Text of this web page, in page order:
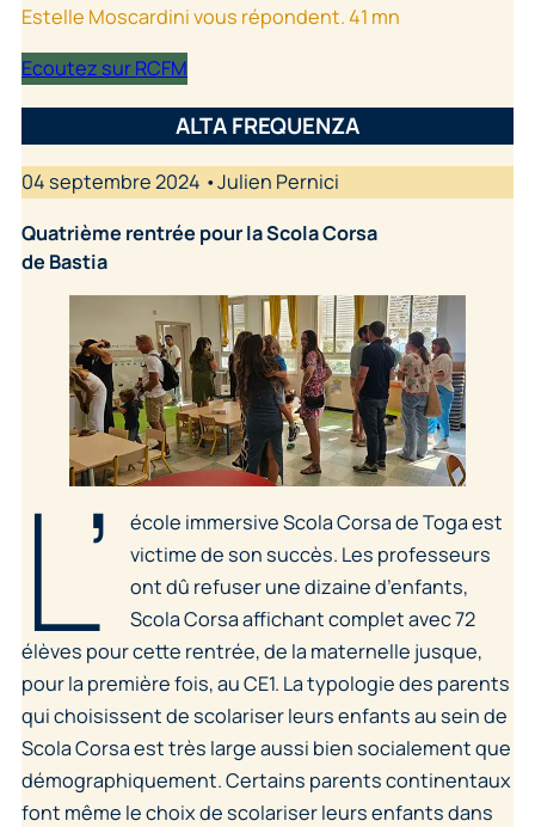
Estelle Moscardini vous répondent. 41 mn
Ecoutez sur RCFM
ALTA FREQUENZA
04 septembre 2024 •Julien Pernici
Quatrième rentrée pour la Scola Corsa
de Bastia
L’
école immersive Scola Corsa de Toga est
victime de son succès. Les professeurs
ont dû refuser une dizaine d’enfants,
Scola Corsa affichant complet avec 72
élèves pour cette rentrée, de la maternelle jusque,
pour la première fois, au CE1. La typologie des parents
qui choisissent de scolariser leurs enfants au sein de
Scola Corsa est très large aussi bien socialement que
démographiquement. Certains parents continentaux
font même le choix de scolariser leurs enfants dans